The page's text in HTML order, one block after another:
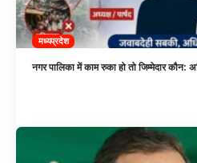
मध्यप्रदेश
नगर पालिका में काम रुका हो तो जिम्मेदार कौन: